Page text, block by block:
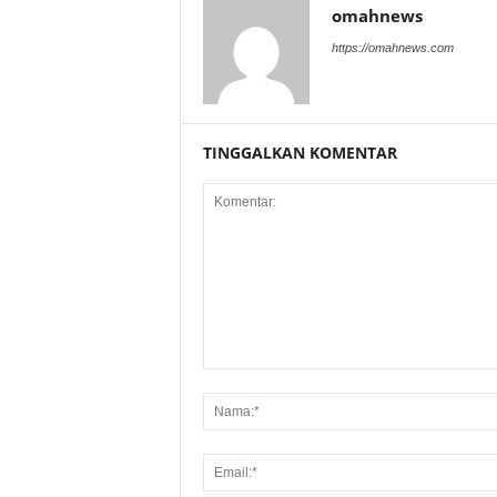
omahnews
https://omahnews.com
TINGGALKAN KOMENTAR